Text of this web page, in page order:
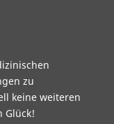
zu
keine weiteren
Glück!